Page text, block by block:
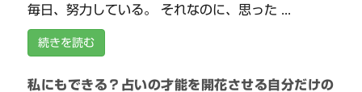
毎日、努力している。 それなのに、思った ...
続きを読む
私にもできる？占いの才能を開花させる自分だけの